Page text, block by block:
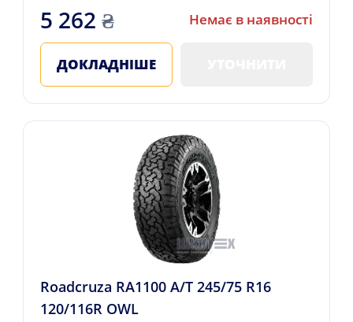
5 262 ₴ Немає в наявності
ДОКЛАДНІШЕ
Roadcruza RA1100 A/T 245/75 R16
120/116R OWL